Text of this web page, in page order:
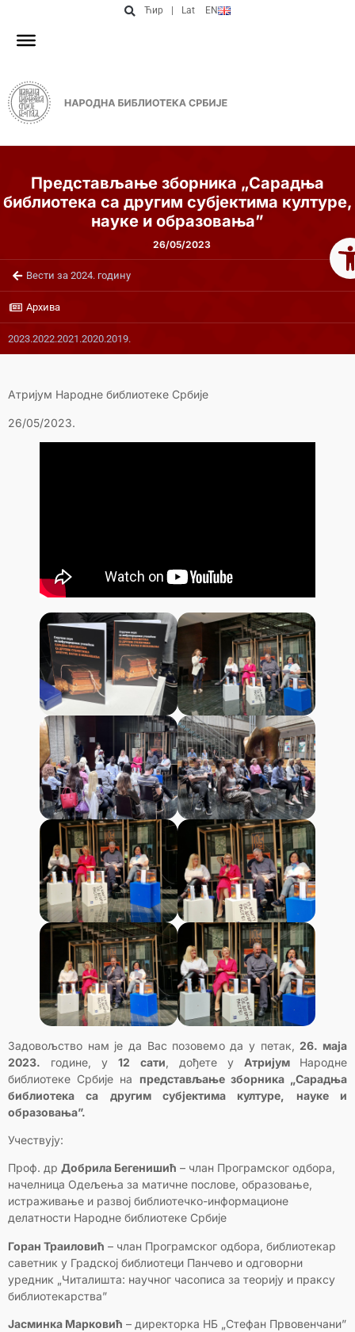
Ћир Lat EN
Представљање зборника „Сарадња
библиотека са другим субјектима културе,
науке и образовања”
26/05/2023
Вести за 2024. годину
Архива
2023.2022.2021.2020.2019.
Атријум Народне библиотеке Србије
26/05/2023.
Задовољство нам је да Вас позовемо да у петак,26. маја
2023. године, у12 сати, дођете у Атријум Народне
библиотеке Србије на представљање зборника „Сарадња
библиотека са другим субјектима културе, науке и
образовања”.
Учествују:
Проф. др Добрила Бегенишић – члан Програмског одбора,
начелница Одељења за матичне послове, образовање,
истраживање и развој библиотечко-информационе
делатности Народне библиотеке Србије
Горан Траиловић – члан Програмског одбора, библиотекар
саветник у Градској библиотеци Панчево и одговорни
уредник „Читалишта: научног часописа за теорију и праксу
библиотекарства”
Јасминка Марковић – директорка НБ „Стефан Првовенчани”